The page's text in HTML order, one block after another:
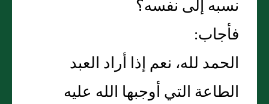
نسبه إلى نفسه‏؟‏
فأجاب‏:‏
الحمد لله، نعم إذا أراد العبد
الطاعة التي أوجبها الله عليه